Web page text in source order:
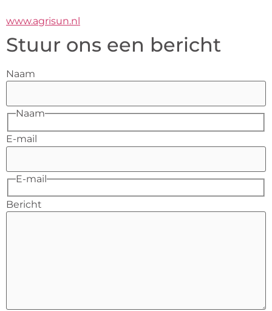
www.agrisun.nl
Stuur ons een bericht
Naam
Naam
E-mail
E-mail
Bericht